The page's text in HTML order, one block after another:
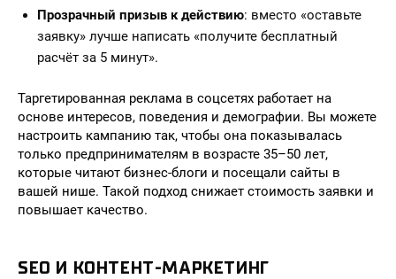
Прозрачный призыв к действию: вместо «оставьте
заявку» лучше написать «получите бесплатный
расчёт за 5 минут».
Таргетированная реклама в соцсетях работает на
основе интересов, поведения и демографии. Вы можете
настроить кампанию так, чтобы она показывалась
только предпринимателям в возрасте 35–50 лет,
которые читают бизнес-блоги и посещали сайты в
вашей нише. Такой подход снижает стоимость заявки и
повышает качество.
SEO И КОНТЕНТ-МАРКЕТИНГ